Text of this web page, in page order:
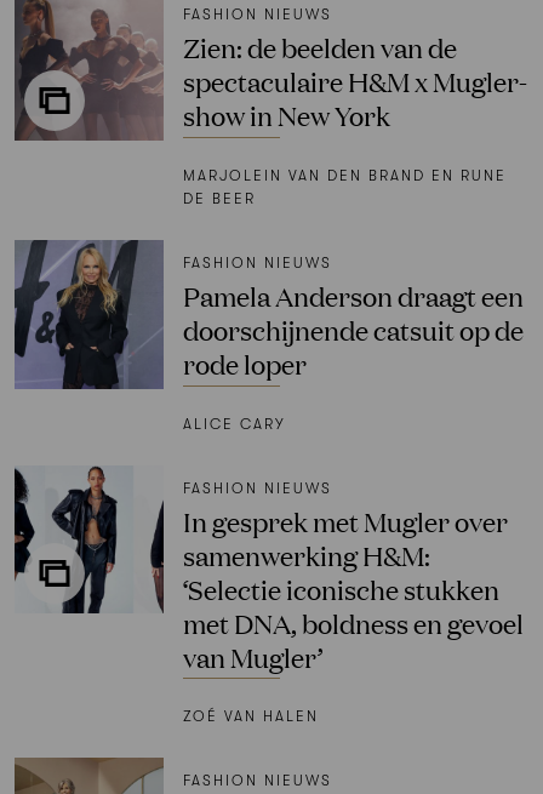
FASHION NIEUWS
Zien: de beelden van de
spectaculaire H&M x Mugler-
show in New York
MARJOLEIN VAN DEN BRAND EN RUNE
DE BEER
FASHION NIEUWS
Pamela Anderson draagt een
doorschijnende catsuit op de
rode loper
ALICE CARY
FASHION NIEUWS
In gesprek met Mugler over
samenwerking H&M:
‘Selectie iconische stukken
met DNA, boldness en gevoel
van Mugler’
ZOÉ VAN HALEN
FASHION NIEUWS